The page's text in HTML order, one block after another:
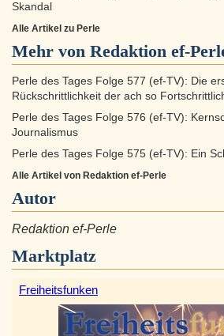
Skandal
Alle Artikel zu Perle
Mehr von Redaktion ef-
Perle des Tages Folge 577 (ef-TV): Die
Rückschrittlichkeit der ach so
Perle des Tages Folge 576 (ef-TV):
Journalismus
Perle des Tages Folge 575 (ef-TV): Ein
Alle Artikel von Redaktion ef-Perle
Autor
Redaktion ef-Perle
Marktplatz
Freiheitsfunken